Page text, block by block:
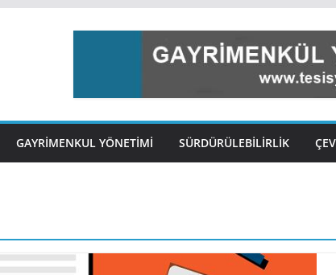
GAYRIMENKUL YÖNETIMI SÜRDÜRÜLEBILIRLIK